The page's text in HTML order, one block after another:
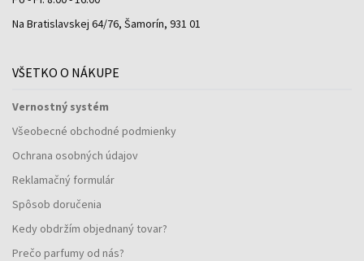
Na Bratislavskej 64/76, Šamorín, 931 01
VŠETKO O NÁKUPE
Vernostný systém
Všeobecné obchodné podmienky
Ochrana osobných údajov
Reklamačný formulár
Spôsob doručenia
Kedy obdržím objednaný tovar?
Prečo parfumy od nás?